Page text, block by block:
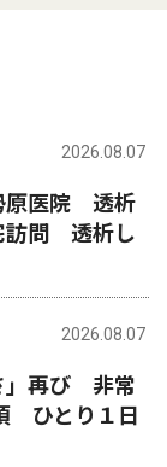
2026.08.07
原医院 透析
訪問 透析し
2026.08.07
」再び 非常
ひとり１日